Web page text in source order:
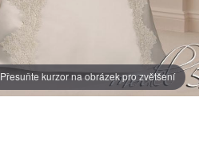
Přesuňte kurzor na obrázek pro zvětšení